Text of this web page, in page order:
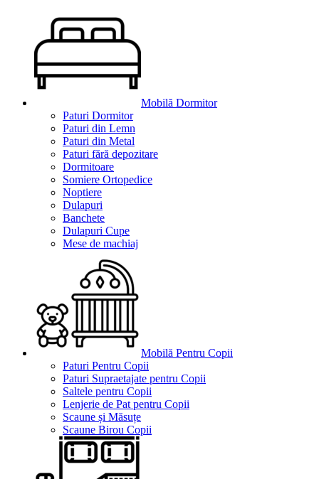
Mobilă Dormitor
Paturi Dormitor
Paturi din Lemn
Paturi din Metal
Paturi fără depozitare
Dormitoare
Somiere Ortopedice
Noptiere
Dulapuri
Banchete
Dulapuri Cupe
Mese de machiaj
Mobilă Pentru Copii
Paturi Pentru Copii
Paturi Supraetajate pentru Copii
Saltele pentru Copii
Lenjerie de Pat pentru Copii
Scaune și Măsuțe
Scaune Birou Copii